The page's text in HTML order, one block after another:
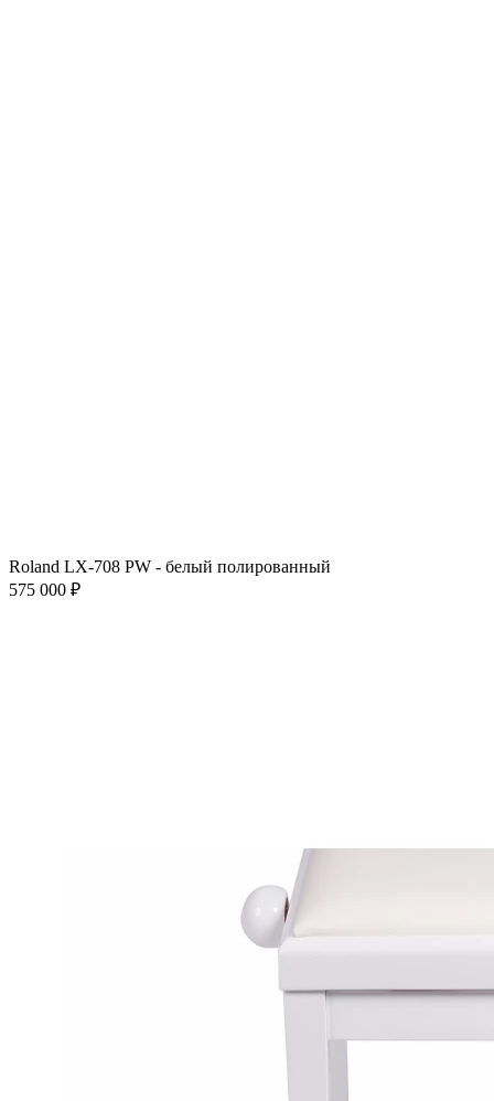
Roland LX-708 PW - белый полированный
575 000 ₽